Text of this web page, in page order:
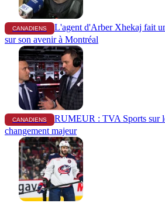
CANADIENS
L'agent d'Arber Xhekaj fait
sur son avenir à Montréal
CANADIENS
RUMEUR : TVA Sports sur
changement majeur